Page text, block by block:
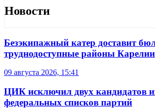
Новости
Безэкипажный катер доставит
труднодоступные районы Карелии
09 августа 2026, 15:41
ЦИК исключил двух кандидатов
федеральных списков партий